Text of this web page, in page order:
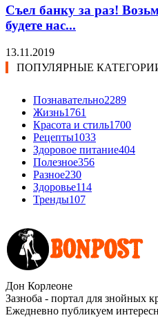
Съел банку за раз!
будете нас...
13.11.2019
ПОПУЛЯРНЫЕ
Познавательно2289
Жизнь1761
Красота и стиль1700
Рецепты1033
Здоровое питание404
Полезное356
Разное230
Здоровье114
Тренды107
Дон Корлеоне
Зазноба - портал для знойных
Ежедневно публикуем